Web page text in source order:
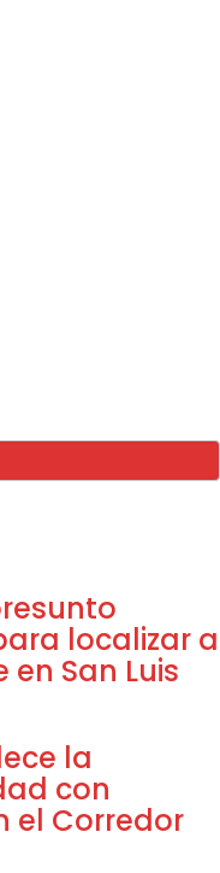
localizar a
San Luis
la
con
el Corredor